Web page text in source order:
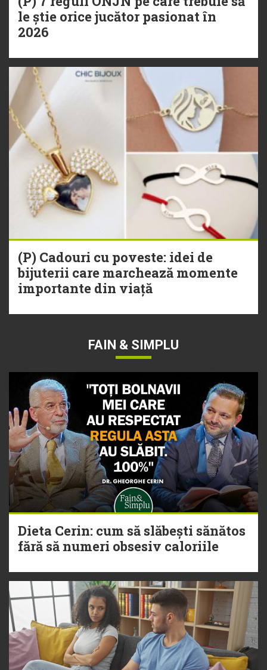
le știe orice jucător pasionat în
2026
(P) Cadouri cu poveste: idei de
bijuterii care marchează momente
importante din viață
FAIN & SIMPLU
Dieta Cerin: cum să slăbești sănătos
fără să numeri obsesiv caloriile